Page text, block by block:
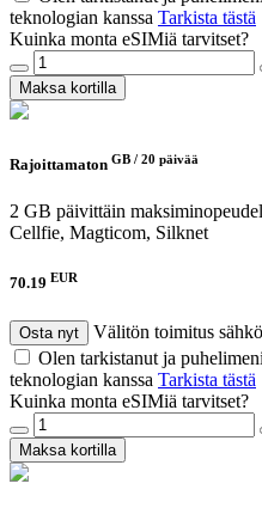
teknologian kanssa Tarkista tästä
Kuinka monta eSIMiä tarvitset?
Maksa kortilla
Rajoittamaton GB / 20 päivää
2 GB päivittäin
Cellfie, Magticom, Silknet
70.19 EUR
Osta nyt
Välitön toimitus
Olen tarkistanut ja
teknologian kanssa Tarkista tästä
Kuinka monta eSIMiä tarvitset?
Maksa kortilla